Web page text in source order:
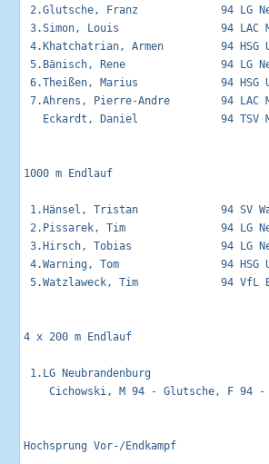
2.Glutsche, Franz             94 LG
3.Simon, Louis                94
4.Khatchatrian, Armen         94
5.Bänisch, Rene               94 LG
6.Theißen, Marius             94
7.Ahrens, Pierre-Andre        94
Eckardt, Daniel             94 TSV
1000 m Endlauf
1.Hänsel, Tristan             94 SV
2.Pissarek, Tim               94 LG
3.Hirsch, Tobias              94 LG
4.Warning, Tom                94 HSG
5.Watzlaweck, Tim             94
4 x 200 m Endlauf
1.LG Neubrandenburg
Cichowski, M 94 - Glutsche, F 94
Hochsprung Vor-/Endkampf